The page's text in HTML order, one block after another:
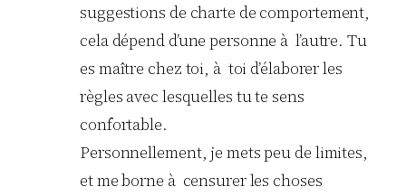
suggestions de charte de comportement,
cela dépend d’une personne à l’autre. Tu
es maître chez toi, à toi d’élaborer les
règles avec lesquelles tu te sens
confortable.
Personnellement, je mets peu de limites,
et me borne à censurer les choses